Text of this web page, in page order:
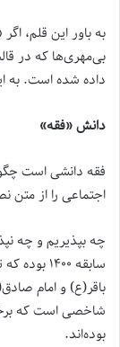
به باور این قلم،
بی‌مهری‌ها که در
داده شده است. به
دانش «فقه»
فقه دانشی است
اجتماعی را از
چه بپذیریم و چه
سابقه
باقر(ع) و امام
شاخصی است که برخی
بوده‌اند.